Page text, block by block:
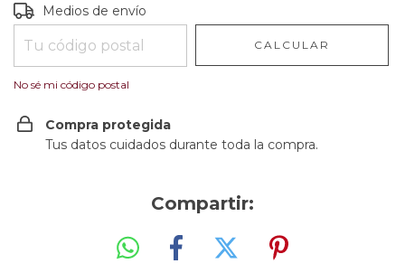
Entregas para el CP:
Medios de envío
CALCULAR
No sé mi código postal
Compra protegida
Tus datos cuidados durante toda la compra.
Compartir: